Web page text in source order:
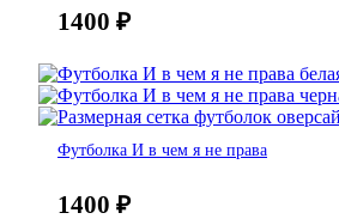
1400 ₽
Футболка И в чем я не права
1400 ₽